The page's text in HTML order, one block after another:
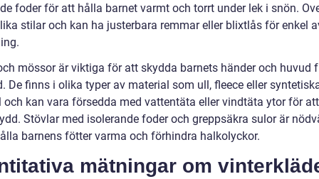
foder för att hålla barnet varmt och torrt under lek i snön.
stilar och kan ha justerbara remmar eller blixtlås för enkel
mössor är viktiga för att skydda barnets händer och huvud
De finns i olika typer av material som ull, fleece eller
och kan vara försedda med vattentäta eller vindtäta ytor för
Stövlar med isolerande foder och greppsäkra sulor är
barnens fötter varma och förhindra halkolyckor.
mätningar om